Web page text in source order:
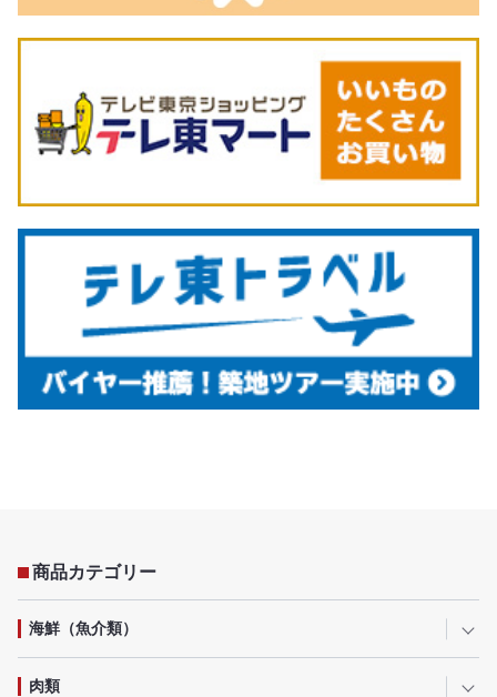
商品カテゴリー
海鮮（魚介類）
肉類